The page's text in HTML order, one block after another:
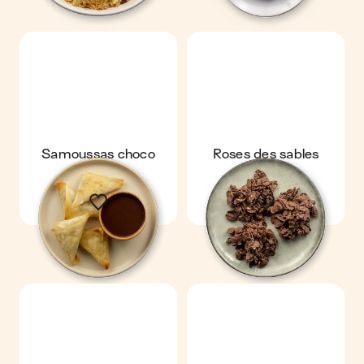
Samoussas choco
banane
Roses des sables